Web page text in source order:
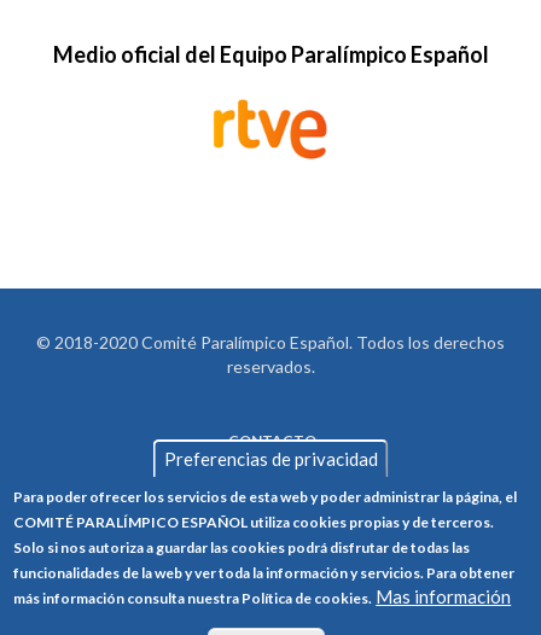
Medio oficial del Equipo Paralímpico Español
© 2018-2020 Comité Paralímpico Español. Todos los derechos
reservados.
FOOTER
CONTACTO
POLÍTICA DE PRIVACIDAD
POLÍTICA DE COOKIES
CANAL ÉTICO
Preferencias de privacidad
Para poder ofrecer los servicios de esta web y poder administrar la página, el
COMITÉ PARALÍMPICO ESPAÑOL utiliza cookies propias y de terceros.
Solo si nos autoriza a guardar las cookies podrá disfrutar de todas las
funcionalidades de la web y ver toda la información y servicios. Para obtener
más información consulta nuestra Política de cookies. Mas información